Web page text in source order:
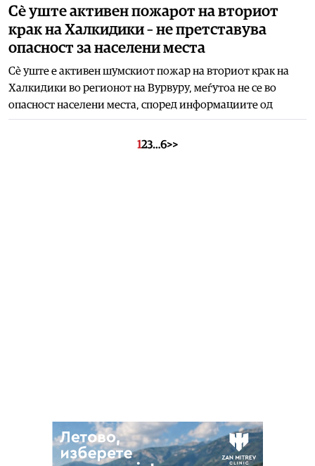
Сè уште активен пожарот на вториот
крак на Халкидики – не претставува
опасност за населени места
Сè уште е активен шумскиот пожар на вториот крак на
Халкидики во регионот на Вурвуру, меѓутоа не се во
опасност населени места, според информациите од
123…6>>